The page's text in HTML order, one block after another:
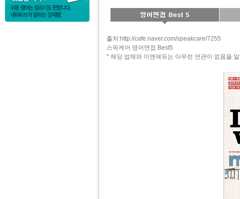
출처:http://cafe.naver.com/speakcare/7255
스픽케어 영어면접 Best5
* 해당 업체와 이앤에듀는 아무런 연관이 없음을